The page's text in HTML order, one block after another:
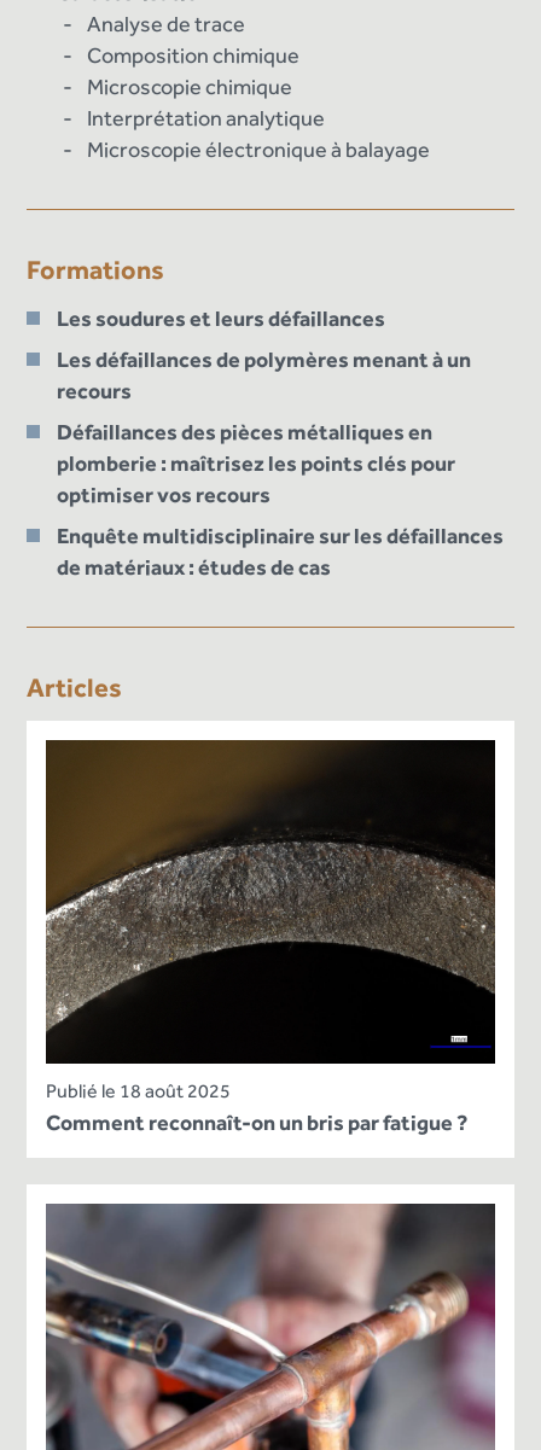
Analyse de trace
Composition chimique
Microscopie chimique
Interprétation analytique
Microscopie électronique à balayage
Formations
Les soudures et leurs défaillances
Les défaillances de polymères menant à un
recours
Défaillances des pièces métalliques en
plomberie : maîtrisez les points clés pour
optimiser vos recours
Enquête multidisciplinaire sur les défaillances
de matériaux : études de cas
Articles
Publié le 18 août 2025
Comment reconnaît-on un bris par fatigue ?